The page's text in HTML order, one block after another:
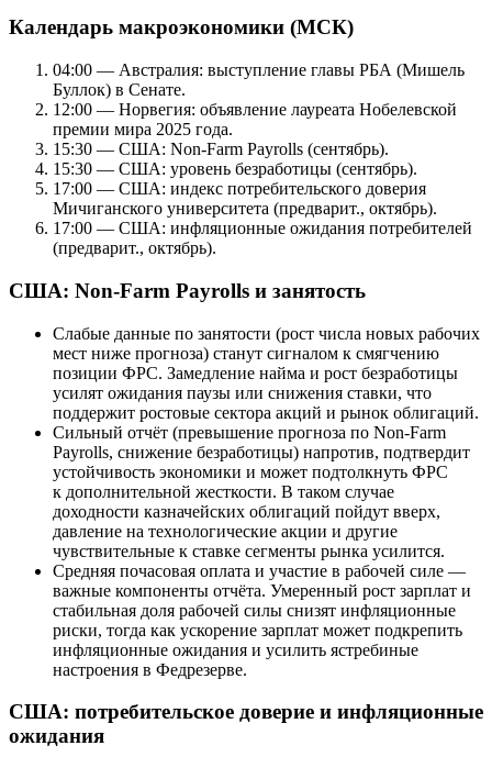
Календарь макроэкономики (МСК)
04:00 — Австралия: выступление главы РБА (Мишель
Буллок) в Сенате.
12:00 — Норвегия: объявление лауреата Нобелевской
премии мира 2025 года.
15:30 — США: Non-Farm Payrolls (сентябрь).
15:30 — США: уровень безработицы (сентябрь).
17:00 — США: индекс потребительского доверия
Мичиганского университета (предварит., октябрь).
17:00 — США: инфляционные ожидания потребителей
(предварит., октябрь).
США: Non-Farm Payrolls и занятость
Слабые данные по занятости (рост числа новых рабочих
мест ниже прогноза) станут сигналом к смягчению
позиции ФРС. Замедление найма и рост безработицы
усилят ожидания паузы или снижения ставки, что
поддержит ростовые сектора акций и рынок облигаций.
Сильный отчёт (превышение прогноза по Non-Farm
Payrolls, снижение безработицы) напротив, подтвердит
устойчивость экономики и может подтолкнуть ФРС
к дополнительной жесткости. В таком случае
доходности казначейских облигаций пойдут вверх,
давление на технологические акции и другие
чувствительные к ставке сегменты рынка усилится.
Средняя почасовая оплата и участие в рабочей силе —
важные компоненты отчёта. Умеренный рост зарплат и
стабильная доля рабочей силы снизят инфляционные
риски, тогда как ускорение зарплат может подкрепить
инфляционные ожидания и усилить ястребиные
настроения в Федрезерве.
США: потребительское доверие и инфляционные
ожидания